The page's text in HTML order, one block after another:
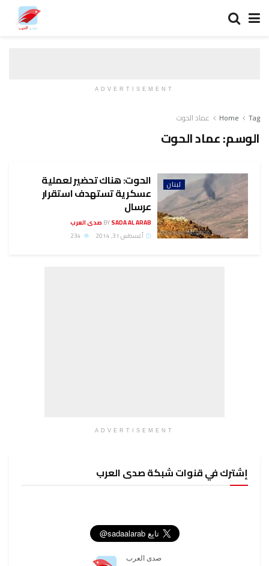
ADVERTISEMENT
Home Tag عماد الحوت
الوسم:عماد الحوت
لبنان الحوت: هناك تحضير لعملية
عسكرية تستهدف استقرار
عرسال
BYSADA AL ARAB صدى العرب
أغسطس 31, 2014
ADVERTISEMENT
إشترك في قنوات شبكة صدى العرب